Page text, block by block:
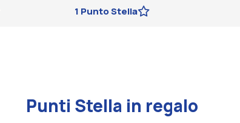
1 Punto Stella
Punti Stella in regalo